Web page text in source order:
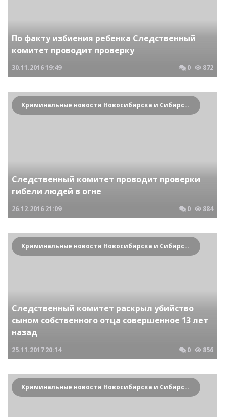
По факту избиения ребенка Следственный
комитет проводит проверку
30.11.201619:49 0 872
Криминальные новости Новосибирска и Сибирского региона
Следственный комитет проводит проверки
гибели людей в огне
26.12.2016 21:09 0 884
Криминальные новости Новосибирска и Сибирского региона
Следственный комитет раскрыл убийство
сыном собственного отца совершенное 13 лет
назад
25.11.2017 20:14 0 856
Криминальные новости Новосибирска и Сибирского региона